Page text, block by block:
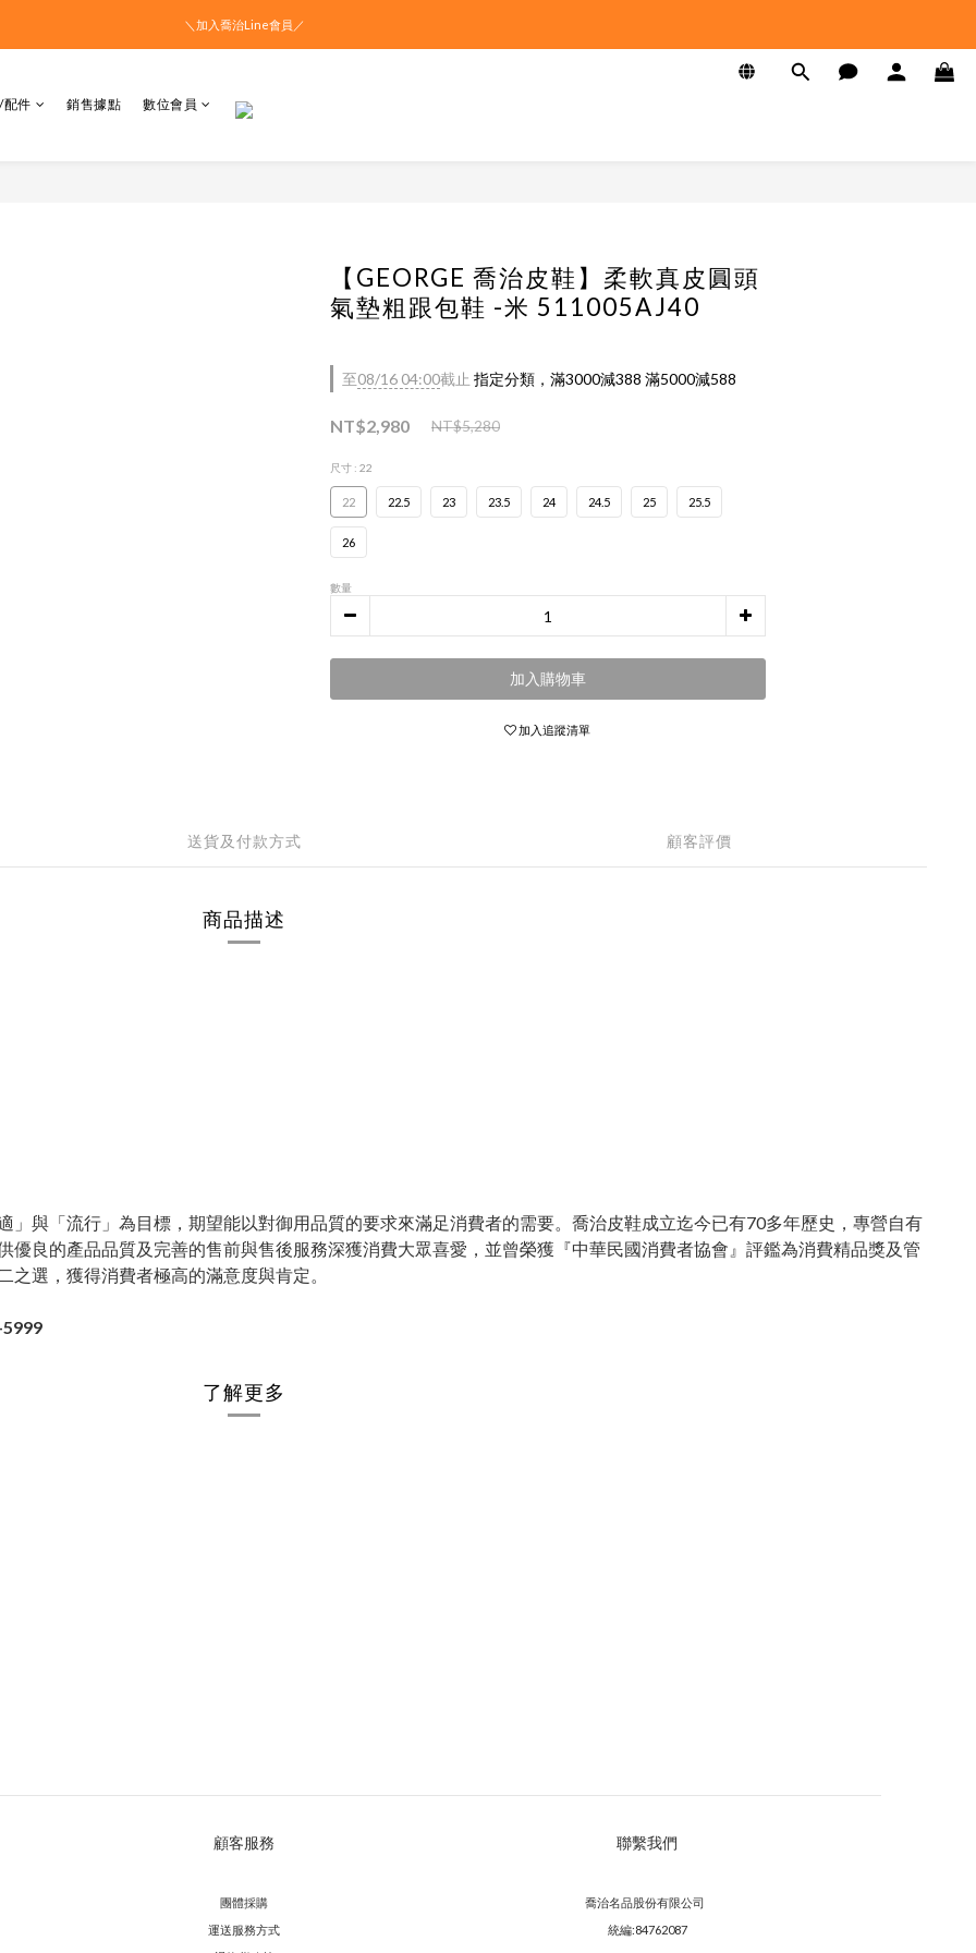
＼加入喬治Line會員／
配件 銷售據點 數位會員
【GEORGE 喬治皮鞋】柔軟真皮圓頭
氣墊粗跟包鞋 -米 511005AJ40
至08/16 04:00截止 指定分類，滿3000減388 滿5000減588
NT$2,980 NT$5,280
尺寸 : 22
22 22.5 23 23.5 24 24.5 25 25.5
26
數量
加入購物車
加入追蹤清單
送貨及付款方式 顧客評價
商品描述
與「流行」為目標，期望能以對御用品質的要求來滿足消費者的需要。喬治皮鞋成立迄今已有70多年歷史，專營自有
良的產品品質及完善的售前與售後服務深獲消費大眾喜愛，並曾榮獲『中華民國消費者協會』評鑑為消費精品獎及管
選，獲得消費者極高的滿意度與肯定。
了解更多
顧客服務
團體採購
運送服務方式
聯繫我們
喬治名品股份有限公司
統編:84762087